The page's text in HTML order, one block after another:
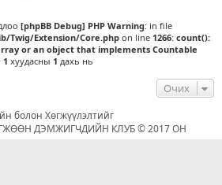
[phpBB Debug] PHP Warning: in file
Twig/Extension/Core.phpon line 1266: count():
or an object that implements Countable
1 хуудасны 1 дахь нь
Очих
болон Хөгжүүлэлтийг
ДЭМЖИГЧДИЙН КЛУБ © 2017 ОН